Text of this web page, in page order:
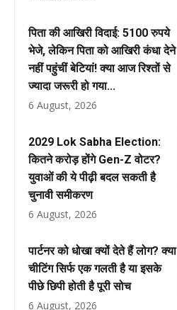
पिता की आखिरी विदाई: 5100 रुपये
भेजे, लेकिन पिता को आखिरी कंधा देने
नहीं पहुंचीं बेटियां! क्या आज रिश्तों से
ज्यादा जरूरी हो गया...
6 August, 2026
2029 Lok Sabha Election:
कितने करोड़ होंगे Gen-Z वोटर?
युवाओं की ये पीढ़ी बदल सकती है
चुनावी समीकरण
6 August, 2026
पार्टनर को धोखा क्यों देते हैं लोग? क्या
चीटिंग सिर्फ एक गलती है या इसके
पीछे छिपी होती है पूरी सोच
6 August, 2026